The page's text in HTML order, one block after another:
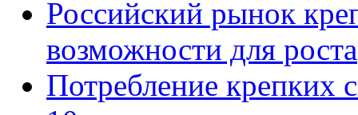
Российский рынок
возможности для роста
Потребление крепких